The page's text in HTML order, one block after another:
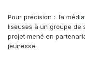
Pour précision : la
liseuses à un groupe de
projet mené en
jeunesse.